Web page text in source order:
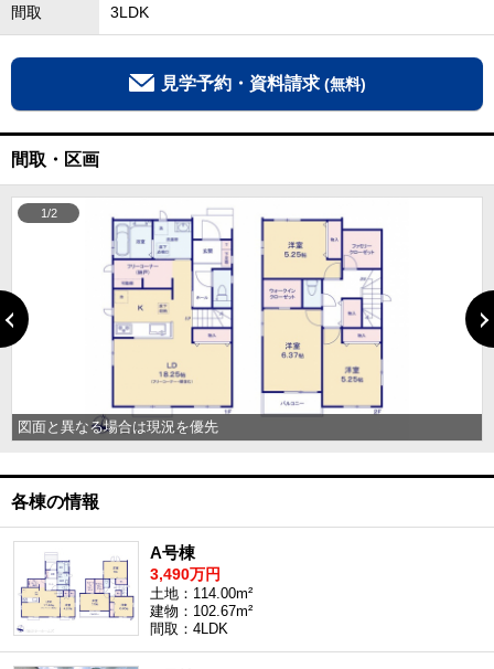
間取 3LDK
見学予約・資料請求 (無料)
間取・区画
図面と異なる場合は現況を優先
1/2
各棟の情報
A号棟
3,490万円
土地：114.00m²
建物：102.67m²
間取：4LDK